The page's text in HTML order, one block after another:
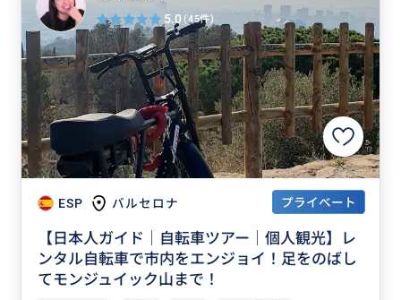
ESP バルセロナ プライベート
【日本人ガイド｜自転車ツアー｜個人観光】レ
ンタル自転車で市内をエンジョイ！足をのばし
てモンジュイック山まで！
5.0(45件)